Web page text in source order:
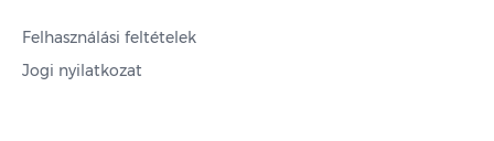
Felhasználási feltételek
Jogi nyilatkozat